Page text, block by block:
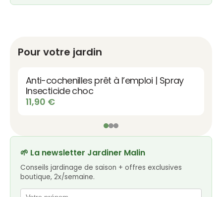
Pour votre jardin
Engrais potager NPK 3-6-9 | Efficace &
Légumes bio
8,90 €
🌱 La newsletter Jardiner Malin
Conseils jardinage de saison + offres exclusives
boutique, 2x/semaine.